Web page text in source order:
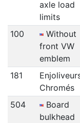
axle load
limits
100
Without
front VW
emblem
181
Chromés
504
Board
bulkhead